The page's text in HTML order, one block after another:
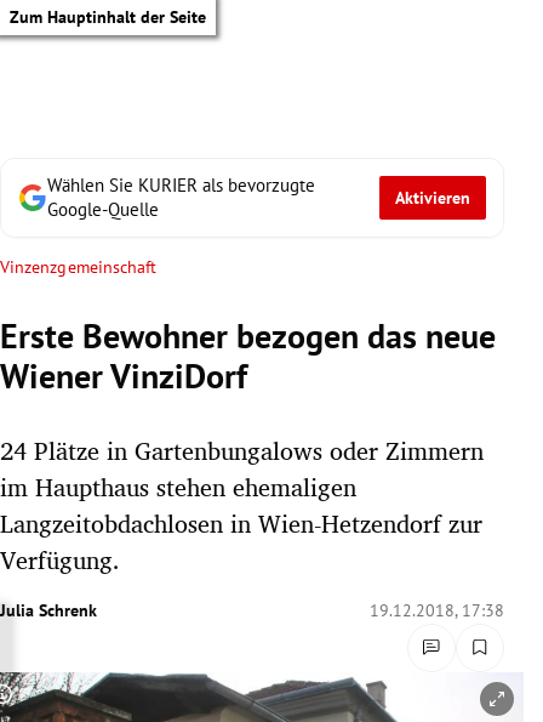
Zum Hauptinhalt der Seite
Untermenü
Untermenü
Untermenü
Wählen Sie KURIER als bevorzugte
Google-Quelle
Aktivieren
Vinzenzgemeinschaft
Erste Bewohner bezogen das neue
Wiener VinziDorf
24 Plätze in Gartenbungalows oder Zimmern
im Haupthaus stehen ehemaligen
Langzeitobdachlosen in Wien-Hetzendorf zur
Verfügung.
Julia Schrenk 19.12.2018, 17:38
Copyright-Hinweis öffnen/schließen